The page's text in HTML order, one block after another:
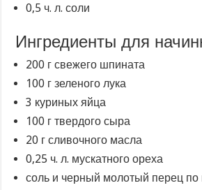
0,5 ч. л. соли
Ингредиенты для
200 г свежего шпината
100 г зеленого лука
3 куриных яйца
100 г твердого сыра
20 г сливочного масла
0,25 ч. л. мускатного ореха
соль и черный молотый перец по